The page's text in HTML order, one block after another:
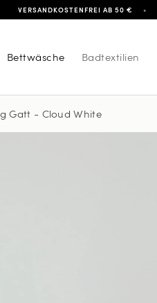
VERSANDKOSTENFREI AB 50 € •
Bettwäsche Badtextilien
Gatt - Cloud White